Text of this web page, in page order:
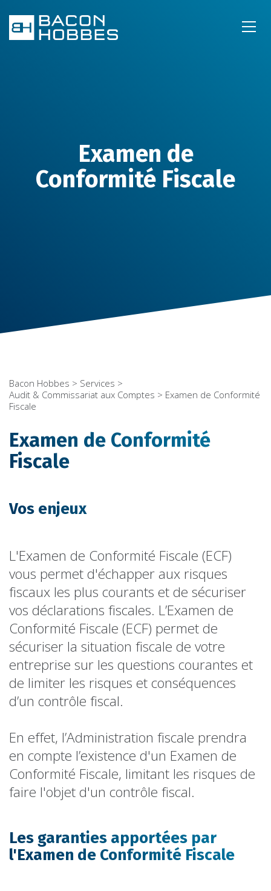
Examen de
Conformité Fiscale
Bacon Hobbes > Services >
Audit & Commissariat aux Comptes > Examen de Conformité
Fiscale
Examen de Conformité
Fiscale
Vos enjeux
L'Examen de Conformité Fiscale (ECF)
vous permet d'échapper aux risques
fiscaux les plus courants et de sécuriser
vos déclarations fiscales. L’Examen de
Conformité Fiscale (ECF) permet de
sécuriser la situation fiscale de votre
entreprise sur les questions courantes et
de limiter les risques et conséquences
d’un contrôle fiscal.
En effet, l’Administration fiscale prendra
en compte l’existence d'un Examen de
Conformité Fiscale, limitant les risques de
faire l'objet d'un contrôle fiscal.
Les garanties apportées par
l'Examen de Conformité Fiscale